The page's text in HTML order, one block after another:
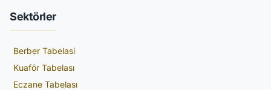
Sektörler
Berber Tabelasi
Kuaför Tabelası
Eczane Tabelası